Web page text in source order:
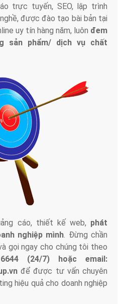
trực tuyến, SEO, lập trình
được đào tạo bài bản tại
uy tín hàng năm, luôn đem
sản phẩm/ dịch vụ chất
cáo, thiết kế web, phát
nghiệp mình. Đừng chần
gọi ngay cho chúng tôi theo
(24/7) hoặc email:
để được tư vấn chuyên
hiệu quả cho doanh nghiệp